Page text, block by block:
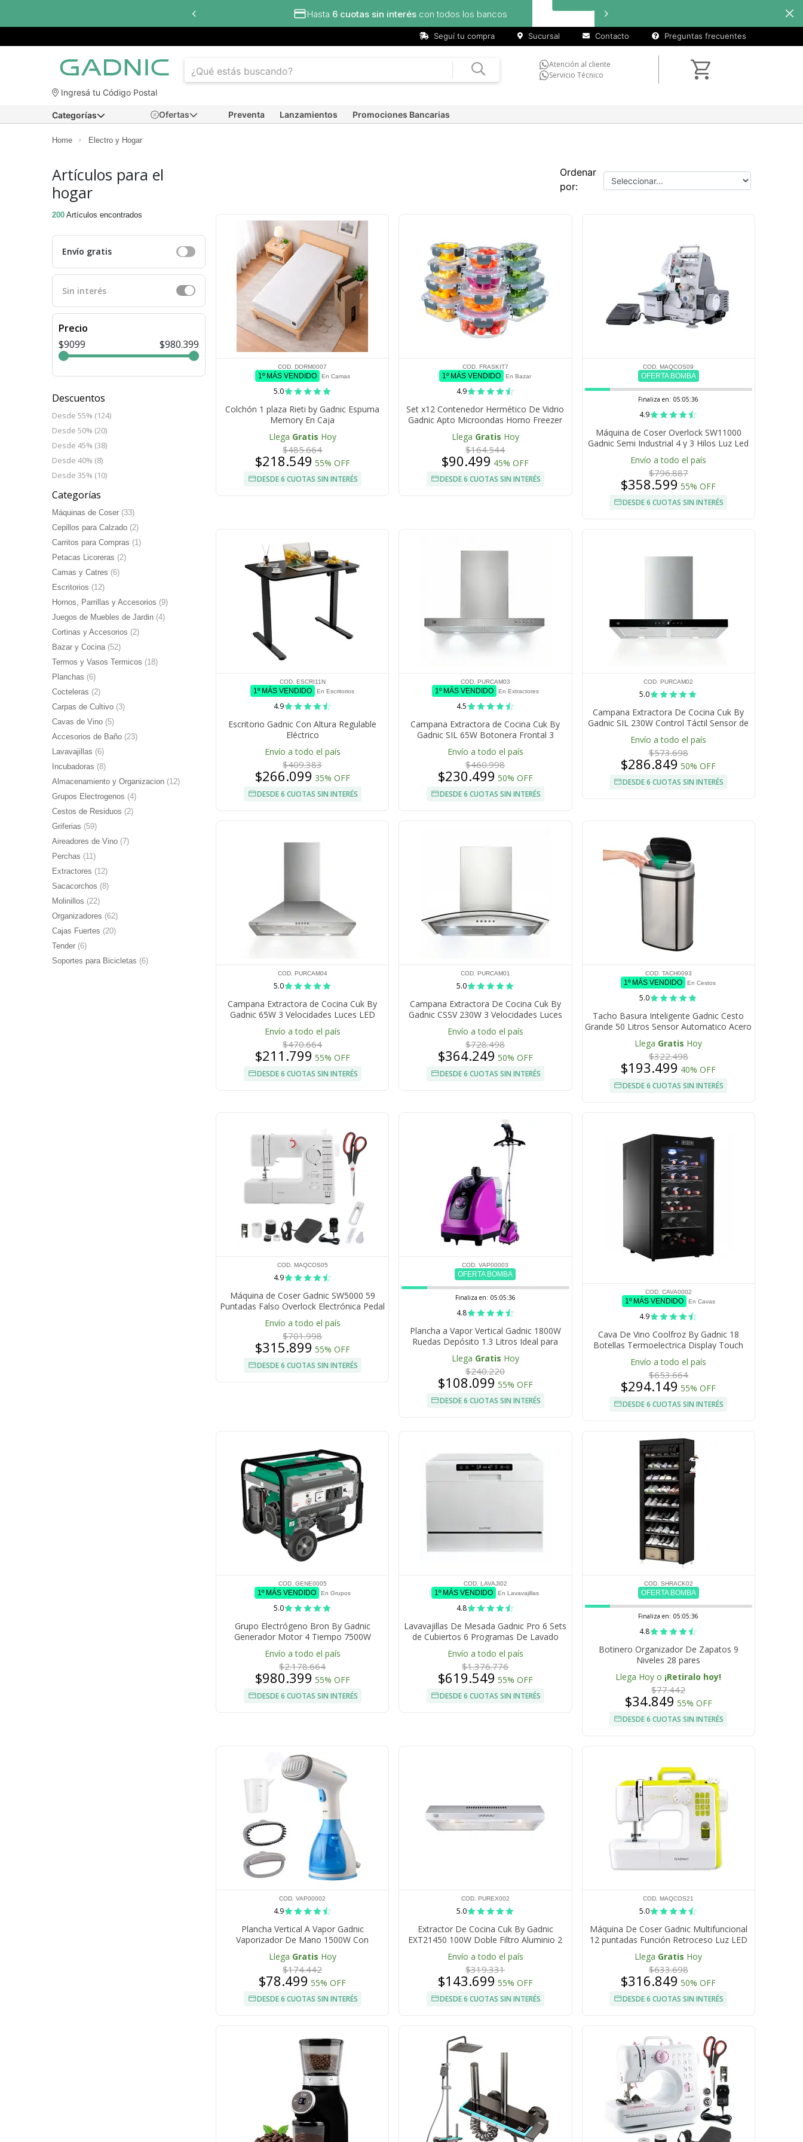
seleccionados
Hasta
Seguí tu compra Sucursal Contacto Preguntas frecuentes
Atención al cliente
Servicio Técnico
Ingresá tu Código Postal
Ofertas Preventa Lanzamientos Promociones Bancarias
Categorías
Home Electro y Hogar
Artículos para el
hogar
200 Artículos encontrados
Envío gratis
Sin interés
Precio
$9099
$980.399
Descuentos
Desde 55% (124)
Desde 50% (20)
Desde 45% (38)
Desde 40% (8)
Desde 35% (10)
Categorías
Máquinas de Coser (33)
Cepillos para Calzado (2)
Carritos para Compras (1)
Petacas Licoreras (2)
Camas y Catres (6)
Escritorios (12)
Hornos, Parrillas y Accesorios (9)
Juegos de Muebles de Jardin (4)
Cortinas y Accesorios (2)
Bazar y Cocina (52)
Termos y Vasos Termicos (18)
Planchas (6)
Cocteleras (2)
Carpas de Cultivo (3)
Cavas de Vino (5)
Accesorios de Baño (23)
Lavavajillas (6)
Incubadoras (8)
Almacenamiento y Organizacion (12)
Grupos Electrogenos (4)
Cestos de Residuos (2)
Griferias (59)
Aireadores de Vino (7)
Perchas (11)
Extractores (12)
Sacacorchos (8)
Molinillos (22)
Organizadores (62)
Cajas Fuertes (20)
Tender (6)
Soportes para Bicicletas (6)
Ordenar
por:
COD. DORM0007
1º MÁS VENDIDO En Camas
5.0
Colchón 1 plaza Rieti by Gadnic Espuma
Memory En Caja
Llega Gratis Hoy
$485.664
$218.549 55% OFF
DESDE 6 CUOTAS SIN INTERÉS
COD. FRASKIT7
1º MÁS VENDIDO En Bazar
4.9
Set x12 Contenedor Hermético De Vidrio
Gadnic Apto Microondas Horno Freezer
Heladera Tupper Lucheras
Llega Gratis Hoy
$164.544
$90.499 45% OFF
DESDE 6 CUOTAS SIN INTERÉS
COD. MAQCOS09
OFERTA BOMBA
Finaliza en: 05:05:35
4.9
Máquina de Coser Overlock SW11000
Gadnic Semi Industrial 4 y 3 Hilos Luz Led
Pedal 1000 Ppm
Envío a todo el país
$796.887
$358.599 55% OFF
DESDE 6 CUOTAS SIN INTERÉS
COD. ESCRI11N
1º MÁS VENDIDO En Escritorios
4.9
Escritorio Gadnic Con Altura Regulable
Eléctrico
Envío a todo el país
$409.383
$266.099 35% OFF
DESDE 6 CUOTAS SIN INTERÉS
COD. PURCAM03
1º MÁS VENDIDO En Extractores
4.5
Campana Extractora de Cocina Cuk By
Gadnic SIL 65W Botonera Frontal 3
Velocidades Luces LED
Envío a todo el país
$460.998
$230.499 50% OFF
DESDE 6 CUOTAS SIN INTERÉS
COD. PURCAM02
5.0
Campana Extractora De Cocina Cuk By
Gadnic SIL 230W Control Táctil Sensor de
Mano Luces LED
Envío a todo el país
$573.698
$286.849 50% OFF
DESDE 6 CUOTAS SIN INTERÉS
COD. PURCAM04
5.0
Campana Extractora de Cocina Cuk By
Gadnic 65W 3 Velocidades Luces LED
Acero Inoxidable 430
Envío a todo el país
$470.664
$211.799 55% OFF
DESDE 6 CUOTAS SIN INTERÉS
COD. PURCAM01
5.0
Campana Extractora De Cocina Cuk By
Gadnic CSSV 230W 3 Velocidades Luces
LED
Envío a todo el país
$728.498
$364.249 50% OFF
DESDE 6 CUOTAS SIN INTERÉS
COD. TACH0093
1º MÁS VENDIDO En Cestos
5.0
Tacho Basura Inteligente Gadnic Cesto
Grande 50 Litros Sensor Automatico Acero
Inoxidable Antihuellas
Llega Gratis Hoy
$322.498
$193.499 40% OFF
DESDE 6 CUOTAS SIN INTERÉS
COD. MAQCOS05
4.9
Máquina de Coser Gadnic SW5000 59
Puntadas Falso Overlock Electrónica Pedal
Luz Led
Envío a todo el país
$701.998
$315.899 55% OFF
DESDE 6 CUOTAS SIN INTERÉS
COD. VAP00003
OFERTA BOMBA
Finaliza en: 05:05:35
4.8
Plancha a Vapor Vertical Gadnic 1800W
Ruedas Depósito 1.3 Litros Ideal para
Ropa y Telas Delicadas
Llega Gratis Hoy
$240.220
$108.099 55% OFF
DESDE 6 CUOTAS SIN INTERÉS
COD. CAVA0002
1º MÁS VENDIDO En Cavas
4.9
Cava De Vino Coolfroz By Gadnic 18
Botellas Termoelectrica Display Touch
LED Vidrio Templado
Envío a todo el país
$653.664
$294.149 55% OFF
DESDE 6 CUOTAS SIN INTERÉS
COD. GENE0005
1º MÁS VENDIDO En Grupos
5.0
Grupo Electrógeno Bron By Gadnic
Generador Motor 4 Tiempo 7500W
Tanque 25 Litros Gasolina 16 HP
Envío a todo el país
$2.178.664
$980.399 55% OFF
DESDE 6 CUOTAS SIN INTERÉS
COD. LAVAJI02
1º MÁS VENDIDO En Lavavajillas
4.8
Lavavajillas De Mesada Gadnic Pro 6 Sets
de Cubiertos 6 Programas De Lavado
Secado Con Aire Caliente
Envío a todo el país
$1.376.776
$619.549 55% OFF
DESDE 6 CUOTAS SIN INTERÉS
COD. SHRACK02
OFERTA BOMBA
Finaliza en: 05:05:35
4.8
Botinero Organizador De Zapatos 9
Niveles 28 pares
Llega Hoy o ¡Retiralo hoy!
$77.442
$34.849 55% OFF
DESDE 6 CUOTAS SIN INTERÉS
COD. VAP00002
4.9
Plancha Vertical A Vapor Gadnic
Vaporizador De Mano 1500W Con
Accesorios
Llega Gratis Hoy
$174.442
$78.499 55% OFF
DESDE 6 CUOTAS SIN INTERÉS
COD. PUREX002
5.0
Extractor De Cocina Cuk By Gadnic
EXT21450 100W Doble Filtro Aluminio 2
Luces LED Blanco
Envío a todo el país
$319.331
$143.699 55% OFF
DESDE 6 CUOTAS SIN INTERÉS
COD. MAQCOS21
5.0
Máquina De Coser Gadnic Multifuncional
12 puntadas Función Retroceso Luz LED
Brazo Libre Velocidad Ajustable 71W
Llega Gratis Hoy
$633.698
$316.849 50% OFF
DESDE 6 CUOTAS SIN INTERÉS